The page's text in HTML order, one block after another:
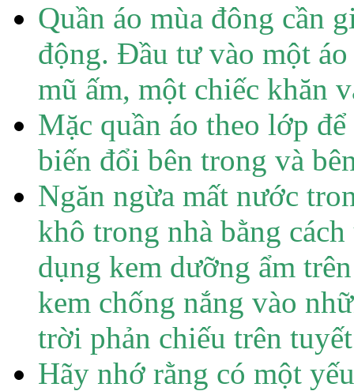
Quần áo mùa đông cần
động. Đầu tư vào một
mũ ấm, một chiếc khăn
Mặc quần áo theo lớp
biến đổi bên trong và
Ngăn ngừa mất nước
khô trong nhà bằng
dụng kem dưỡng ẩm
kem chống nắng vào
trời phản chiếu trên
Hãy nhớ rằng có một